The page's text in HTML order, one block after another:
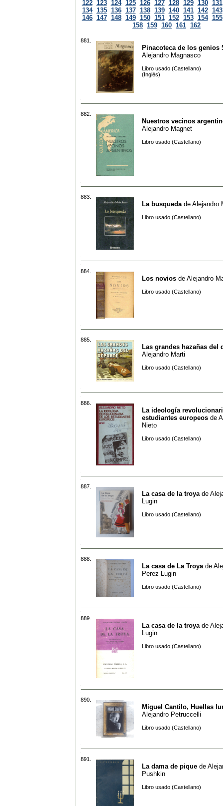
122 123 124 125 126 127 128 129 130 131
134 135 136 137 138 139 140 141 142 143
146 147 148 149 150 151 152 153 154 155
158 159 160 161 162
881.
Pinacoteca de los genios
Alejandro Magnasco
Libro usado (Castellano)
(Inglés)
882.
Nuestros vecinos
Alejandro Magnet
Libro usado (Castellano)
883.
La busqueda de Alejandro
Libro usado (Castellano)
884.
Los novios de Alejandro
Libro usado (Castellano)
885.
Las grandes hazañas del
Alejandro Marti
Libro usado (Castellano)
886.
La ideología
estudiantes europeos de
Nieto
Libro usado (Castellano)
887.
La casa de la troya de
Lugin
Libro usado (Castellano)
888.
La casa de La Troya de
Perez Lugin
Libro usado (Castellano)
889.
La casa de la troya de
Lugin
Libro usado (Castellano)
890.
Miguel Cantilo, Huellas
Alejandro Petruccelli
Libro usado (Castellano)
891.
La dama de pique de
Pushkin
Libro usado (Castellano)